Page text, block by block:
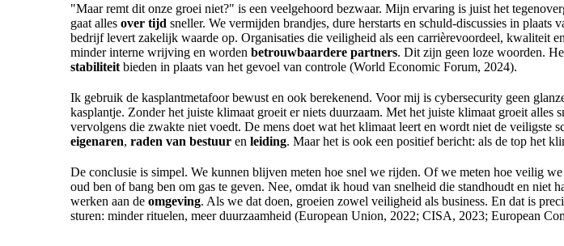
"Maar remt dit onze groei niet?" is een veelgehoord bezwaar. Mijn ervaring is juist het
gaat alles over tijd sneller. We vermijden brandjes, dure herstarts en schuld-discussies in
bedrijf levert zakelijk waarde op. Organisaties die veiligheid als een carrièrevoordeel, kwaliteit
minder interne wrijving en worden betrouwbaardere partners. Dit zijn geen loze woorden.
stabiliteit bieden in plaats van het gevoel van controle (World Economic Forum, 2024).
Ik gebruik de kasplantmetafoor bewust en ook berekenend. Voor mij is cybersecurity geen
kasplantje. Zonder het juiste klimaat groeit er niets duurzaam. Met het juiste klimaat groeit
vervolgens die zwakte niet voedt. De mens doet wat het klimaat leert en wordt niet de veiligste
eigenaren, raden van bestuur en leiding. Maar het is ook een positief bericht: als de top het
De conclusie is simpel. We kunnen blijven meten hoe snel we rijden. Of we meten hoe veilig we
oud ben of bang ben om gas te geven. Nee, omdat ik houd van snelheid die standhoudt en niet
werken aan de omgeving. Als we dat doen, groeien zowel veiligheid als business. En dat is
sturen: minder rituelen, meer duurzaamheid (European Union, 2022; CISA, 2023; European